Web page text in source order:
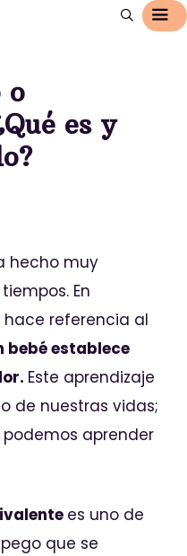
o
es y
hecho muy
En
referencia al
establece
Este aprendizaje
de nuestras vidas;
podemos aprender
es uno de
que se